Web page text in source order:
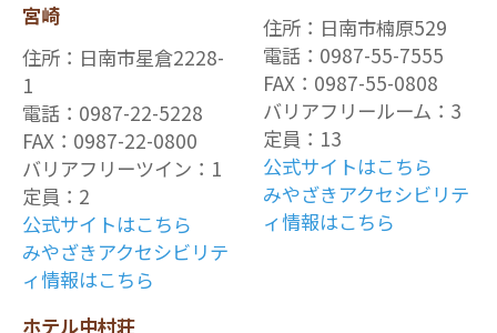
宮崎
住所：日南市星倉2228-
1
電話：0987-22-5228
FAX：0987-22-0800
バリアフリーツイン：1
定員：2
公式サイトはこちら
みやざきアクセシビリテ
ィ情報はこちら
住所：日南市楠原529
電話：0987-55-7555
FAX：0987-55-0808
バリアフリールーム：3
定員：13
公式サイトはこちら
みやざきアクセシビリテ
ィ情報はこちら
ホテル中村荘